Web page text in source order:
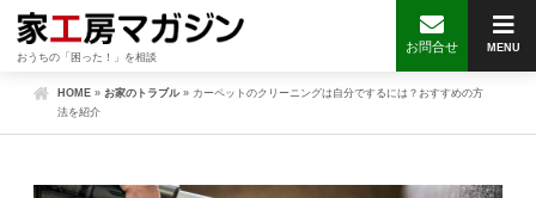
おうちの「困った！」を相談
MENU
お問合せ
HOME » お家のトラブル » カーペットのクリーニングは自分でするには？おすすめの方
法を紹介